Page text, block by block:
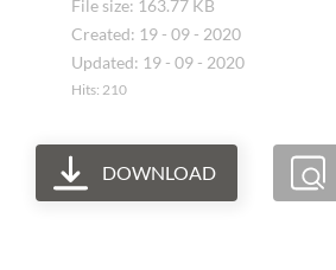
File size: 163.77 KB
Created: 19 - 09 - 2020
Updated: 19 - 09 - 2020
Hits: 210
DOWNLOAD